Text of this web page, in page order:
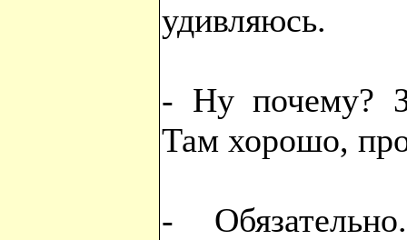
удивляюсь.
- Ну почему?
Там хорошо,
-